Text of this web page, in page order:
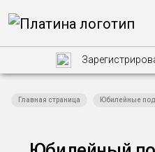
Главная страница Юбилейные